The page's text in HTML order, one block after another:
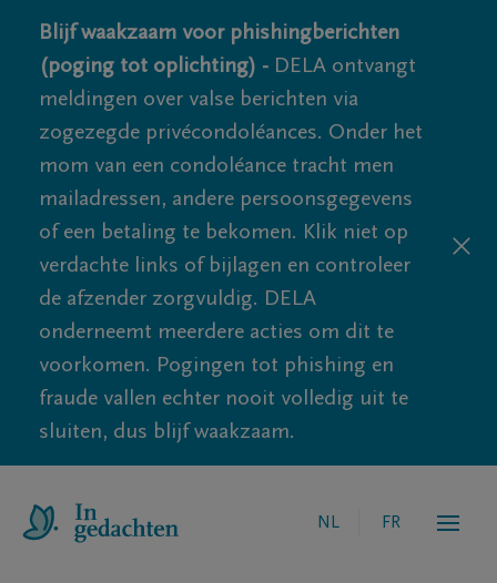
Blijf waakzaam voor phishingberichten
(poging tot oplichting) - DELA ontvangt
meldingen over valse berichten via
zogezegde privécondoléances. Onder het
mom van een condoléance tracht men
mailadressen, andere persoonsgegevens
of een betaling te bekomen. Klik niet op
verdachte links of bijlagen en controleer
de afzender zorgvuldig. DELA
onderneemt meerdere acties om dit te
voorkomen. Pogingen tot phishing en
fraude vallen echter nooit volledig uit te
sluiten, dus blijf waakzaam.
NL FR